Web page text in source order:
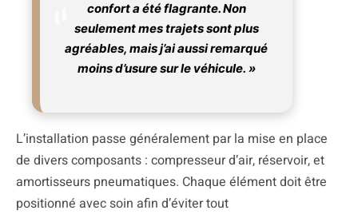
confort a été flagrante. Non
seulement mes trajets sont plus
agréables, mais j’ai aussi remarqué
moins d’usure sur le véhicule. »
L’installation passe généralement par la mise en place
de divers composants : compresseur d’air, réservoir, et
amortisseurs pneumatiques. Chaque élément doit être
positionné avec soin afin d’éviter tout